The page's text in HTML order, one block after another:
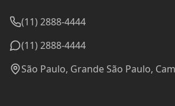
(11) 2888-4444
(11) 2888-4444
São Paulo, Grande São Paulo,